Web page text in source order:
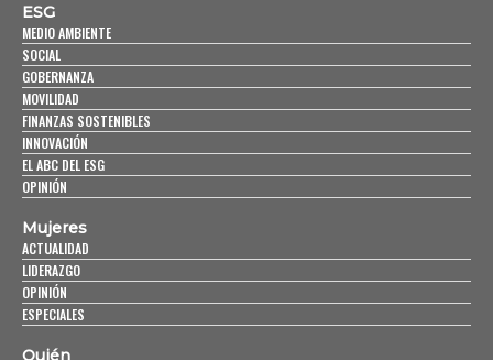
ESG
MEDIO AMBIENTE
SOCIAL
GOBERNANZA
MOVILIDAD
FINANZAS SOSTENIBLES
INNOVACIÓN
EL ABC DEL ESG
OPINIÓN
Mujeres
ACTUALIDAD
LIDERAZGO
OPINIÓN
ESPECIALES
Quién